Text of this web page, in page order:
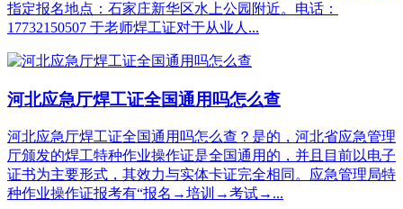
指定报名地点：石家庄新华区水上公园附近。电话：
17732150507 于老师焊工证对于从业人...
河北应急厅焊工证全国通用吗怎么查
河北应急厅焊工证全国通用吗怎么查？是的，河北省应急管理
厅颁发的焊工特种作业操作证是全国通用的，并且目前以电子
证书为主要形式，其效力与实体卡证完全相同。应急管理局特
种作业操作证报考有“报名→培训→考试→...